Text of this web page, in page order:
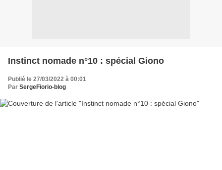
Instinct nomade n°10 : spécial Giono
Publié le 27/03/2022 à 00:01
Par SergeFiorio-blog